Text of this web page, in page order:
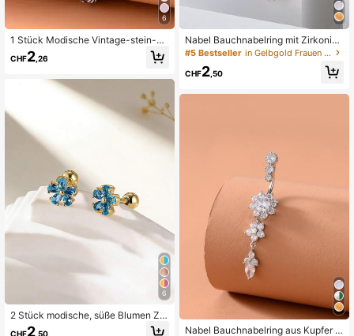
6
1 Stück Modische Vintage-stein-sc
hiebeperlen-armband
CHF2 ,26
6
2 Stück modische, süße Blumen Zir
konia Ohrclips Ohrringe für Frauen
CHF2 ,50
Nabel Bauchnabelring mit Zirkonia
Dekor
#5 Bestseller in Gelbgold Frauen Bauch Ring
CHF2 ,50
Nabel Bauchnabelring aus Kupfer m